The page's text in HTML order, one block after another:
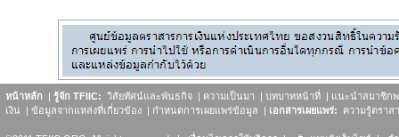
หน้าหลัก | รู้จัก TFIIC: วิสัยทัศน์และพันธกิจ | ความเป็นมา | บทบาทหน้าที่ | แนะนำสมาชิก
เงิน | ข้อมูลจากแหล่งที่เกี่ยวข้อง | กำหนดการเผยแพร่ข้อมูล | เอกสารเผยแพร่: ความรู้ตราส